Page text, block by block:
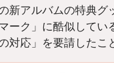
新アルバムの特典グ
ーク」に酷似してい
対応」を要請したこ